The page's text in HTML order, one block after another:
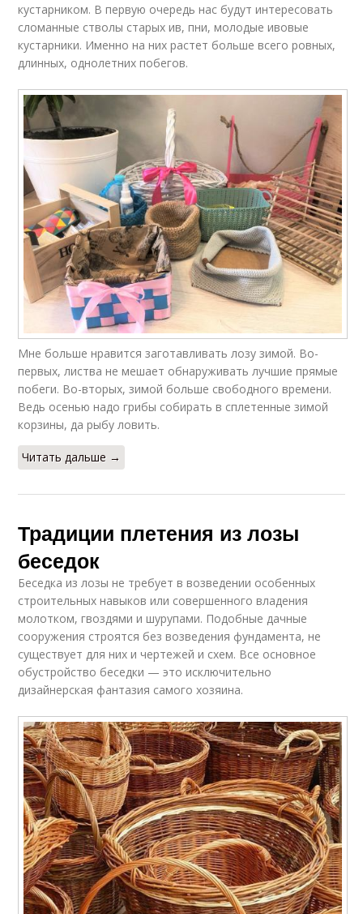
кустарником. В первую очередь нас будут интересовать
сломанные стволы старых ив, пни, молодые ивовые
кустарники. Именно на них растет больше всего ровных,
длинных, однолетних побегов.
Мне больше нравится заготавливать лозу зимой. Во-
первых, листва не мешает обнаруживать лучшие прямые
побеги. Во-вторых, зимой больше свободного времени.
Ведь осенью надо грибы собирать в сплетенные зимой
корзины, да рыбу ловить.
Читать дальше →
Традиции плетения из лозы
беседок
Беседка из лозы не требует в возведении особенных
строительных навыков или совершенного владения
молотком, гвоздями и шурупами. Подобные дачные
сооружения строятся без возведения фундамента, не
существует для них и чертежей и схем. Все основное
обустройство беседки — это исключительно
дизайнерская фантазия самого хозяина.